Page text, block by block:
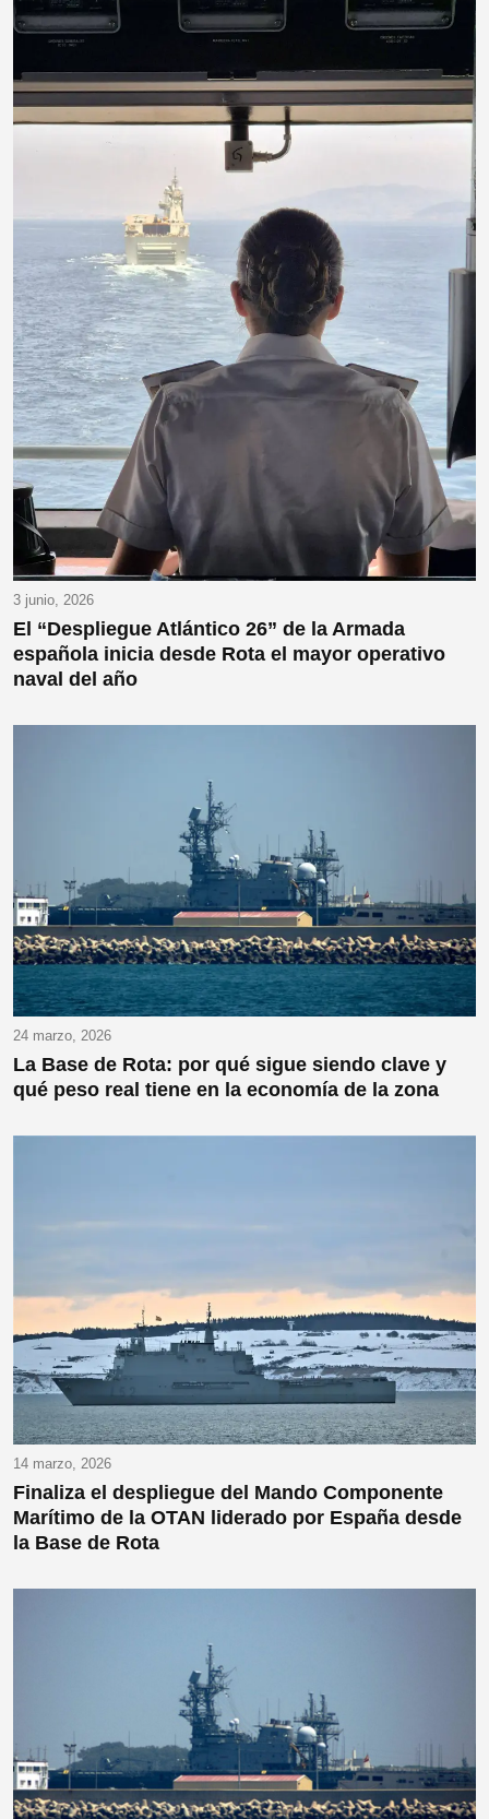
3 junio, 2026
El “Despliegue Atlántico 26” de la Armada
española inicia desde Rota el mayor operativo
naval del año
24 marzo, 2026
La Base de Rota: por qué sigue siendo clave y
qué peso real tiene en la economía de la zona
14 marzo, 2026
Finaliza el despliegue del Mando Componente
Marítimo de la OTAN liderado por España desde
la Base de Rota